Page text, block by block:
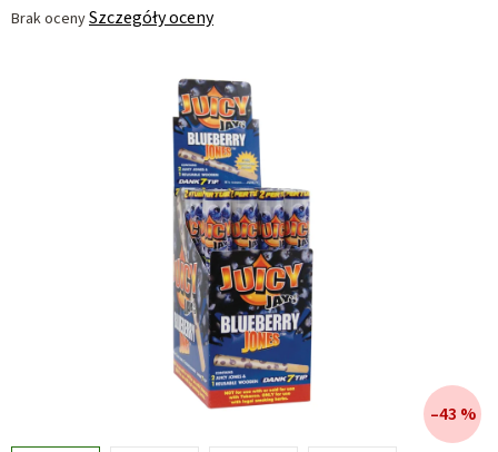
Średnia
Brak ocenySzczegóły oceny
–43 %